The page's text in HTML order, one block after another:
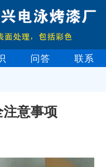
问答 联系
意事项